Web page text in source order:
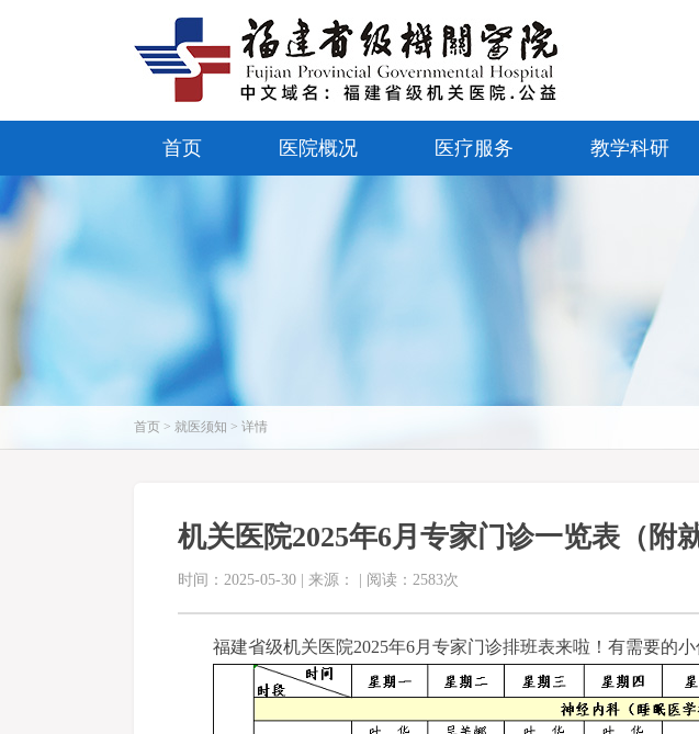
首页 医院概况 医疗服务 教学科研
首页 > 就医须知 > 详情
机关医院2025年6月专家门诊一览表（附
时间：2025-05-30 | 来源： | 阅读：2583次
福建省级机关医院2025年6月专家门诊排班表来啦！有需要的小